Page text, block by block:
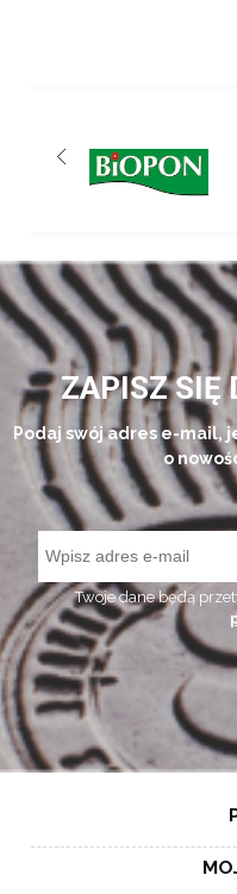
ZAPISZ SIĘ
Podaj swój adres e-mail,
o
Twoje dane będą